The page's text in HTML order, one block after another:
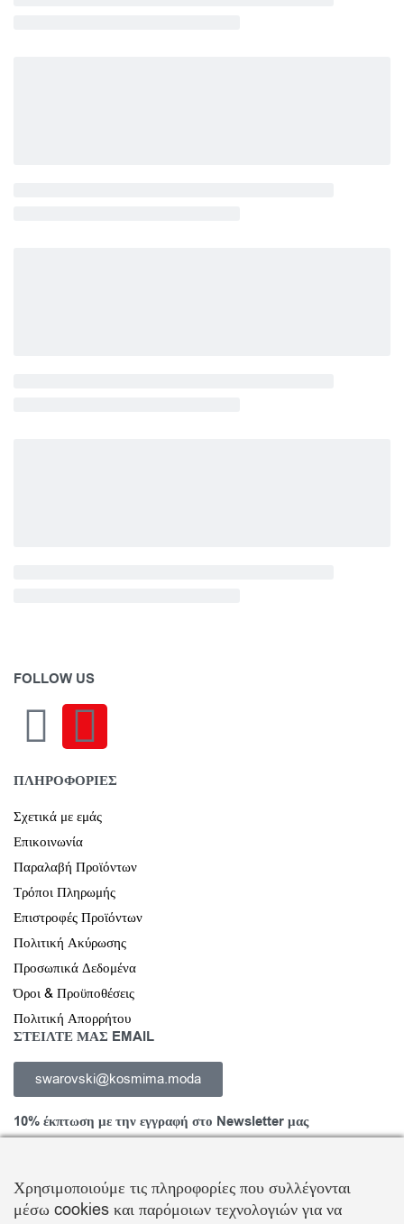
FOLLOW US
ΠΛΗΡΟΦΟΡΙΕΣ
Σχετικά με εμάς
Επικοινωνία
Παραλαβή Προϊόντων
Τρόποι Πληρωμής
Επιστροφές Προϊόντων
Πολιτική Ακύρωσης
Προσωπικά Δεδομένα
Όροι & Προϋποθέσεις
Πολιτική Απορρήτου
ΣΤΕΙΛΤΕ ΜΑΣ EMAIL
swarovski@kosmima.moda
10% έκπτωση με την εγγραφή στο Newsletter μας
Εγγραφείτε στο Newsletter και ενημερωθείτε για νέα προϊόντα,
Χρησιμοποιούμε τις πληροφορίες που συλλέγονται
μέσω cookies και παρόμοιων τεχνολογιών για να